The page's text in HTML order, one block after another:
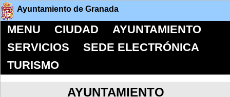
Ayuntamiento de Granada
MENU CIUDAD
AYUNTAMIENTO
SERVICIOS
SEDE ELECTRÓNICA
TURISMO
AYUNTAMIENTO